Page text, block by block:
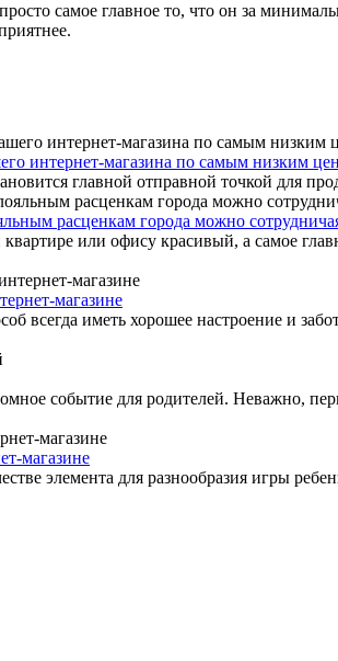
самое главное то, что он за
интернет-магазина по самым низким
главной отправной точкой для
расценкам города можно
или офису красивый, а самое
магазине
всегда иметь хорошее настроение и
событие для родителей. Неважно,
магазине
элемента для разнообразия игры